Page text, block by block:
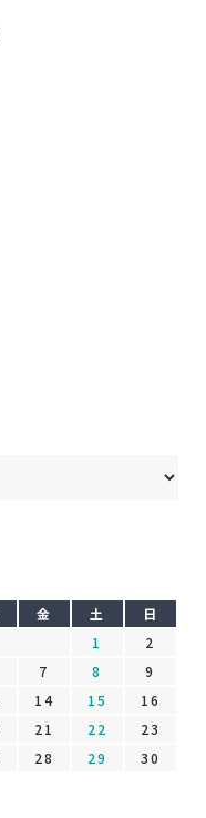
金 土
日
1
2
7 8
9
14 15
16
21 22
23
28 29
30